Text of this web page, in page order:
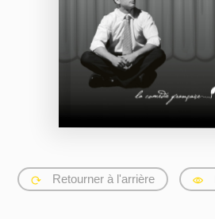
Retourner à l'arrière